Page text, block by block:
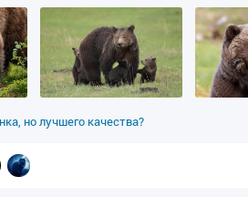
но лучшего качества?